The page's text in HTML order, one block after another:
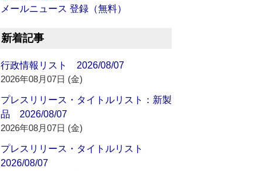
メールニュース 登録（無料）
新着記事
行政情報リスト 2026/08/07
2026年08月07日 (金)
プレスリリース・タイトルリスト：新製
品 2026/08/07
2026年08月07日 (金)
プレスリリース・タイトルリスト
2026/08/07